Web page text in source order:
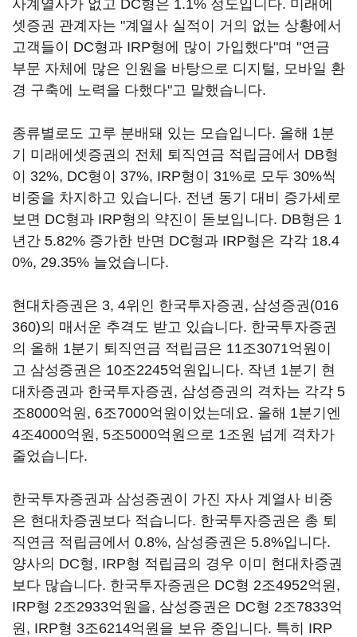
사계열사가 없고 DC형은 1.1% 정도입니다. 미래에
셋증권 관계자는 "계열사 실적이 거의 없는 상황에서
고객들이 DC형과 IRP형에 많이 가입했다"며 "연금
부문 자체에 많은 인원을 바탕으로 디지털, 모바일 환
경 구축에 노력을 다했다"고 말했습니다.
종류별로도 고루 분배돼 있는 모습입니다. 올해 1분
기 미래에셋증권의 전체 퇴직연금 적립금에서 DB형
이 32%, DC형이 37%, IRP형이 31%로 모두 30%씩
비중을 차지하고 있습니다. 전년 동기 대비 증가세로
보면 DC형과 IRP형의 약진이 돋보입니다. DB형은 1
년간 5.82% 증가한 반면 DC형과 IRP형은 각각 18.4
0%, 29.35% 늘었습니다.
현대차증권은 3, 4위인 한국투자증권, 삼성증권(016
360)의 매서운 추격도 받고 있습니다. 한국투자증권
의 올해 1분기 퇴직연금 적립금은 11조3071억원이
고 삼성증권은 10조2245억원입니다. 작년 1분기 현
대차증권과 한국투자증권, 삼성증권의 격차는 각각 5
조8000억원, 6조7000억원이었는데요. 올해 1분기엔
4조4000억원, 5조5000억원으로 1조원 넘게 격차가
줄었습니다.
한국투자증권과 삼성증권이 가진 자사 계열사 비중
은 현대차증권보다 적습니다. 한국투자증권은 총 퇴
직연금 적립금에서 0.8%, 삼성증권은 5.8%입니다.
양사의 DC형, IRP형 적립금의 경우 이미 현대차증권
보다 많습니다. 한국투자증권은 DC형 2조4952억원,
IRP형 2조2933억원을, 삼성증권은 DC형 2조7833억
원, IRP형 3조6214억원을 보유 중입니다. 특히 IRP